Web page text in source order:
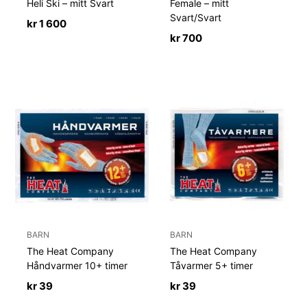
Heli Ski – mitt Svart
kr1 600
Female – mitt
Svart/Svart
kr700
BARN
The Heat Company
Håndvarmer 10+ timer
kr39
BARN
The Heat Company
Tåvarmer 5+ timer
kr39